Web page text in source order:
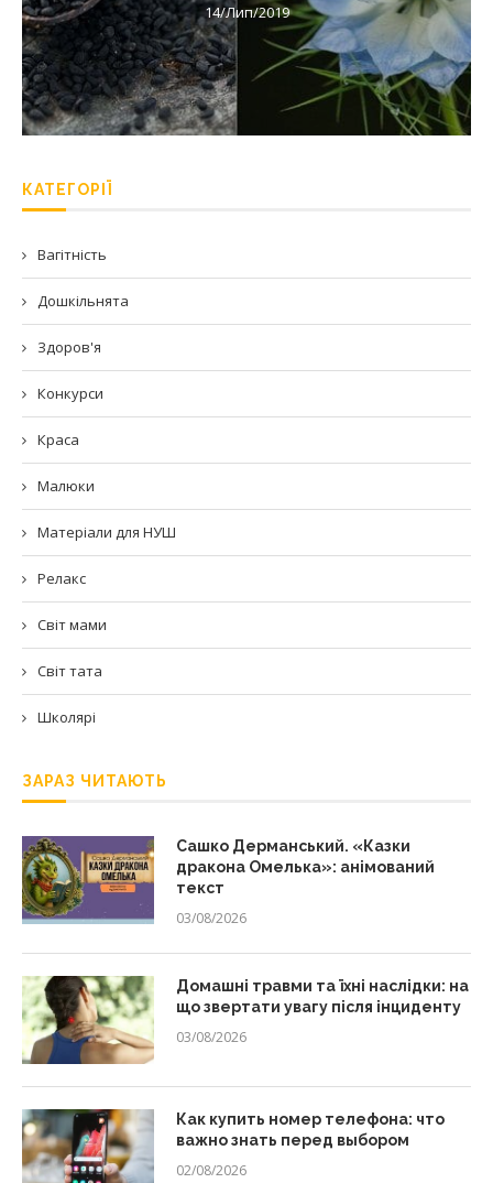
14/Лип/2019
КАТЕГОРІЇ
Вагітність
Дошкільнята
Здоров'я
Конкурси
Краса
Малюки
Матеріали для НУШ
Релакс
Світ мами
Світ тата
Школярі
ЗАРАЗ ЧИТАЮТЬ
Сашко Дерманський. «Казки
дракона Омелька»: анімований
текст
03/08/2026
Домашні травми та їхні наслідки: на
що звертати увагу після інциденту
03/08/2026
Как купить номер телефона: что
важно знать перед выбором
02/08/2026